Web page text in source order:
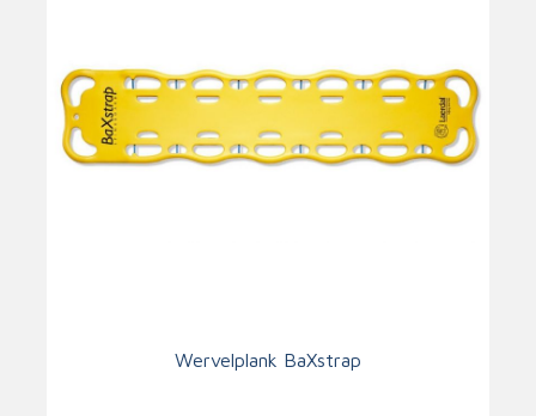
Wervelplank BaXstrap